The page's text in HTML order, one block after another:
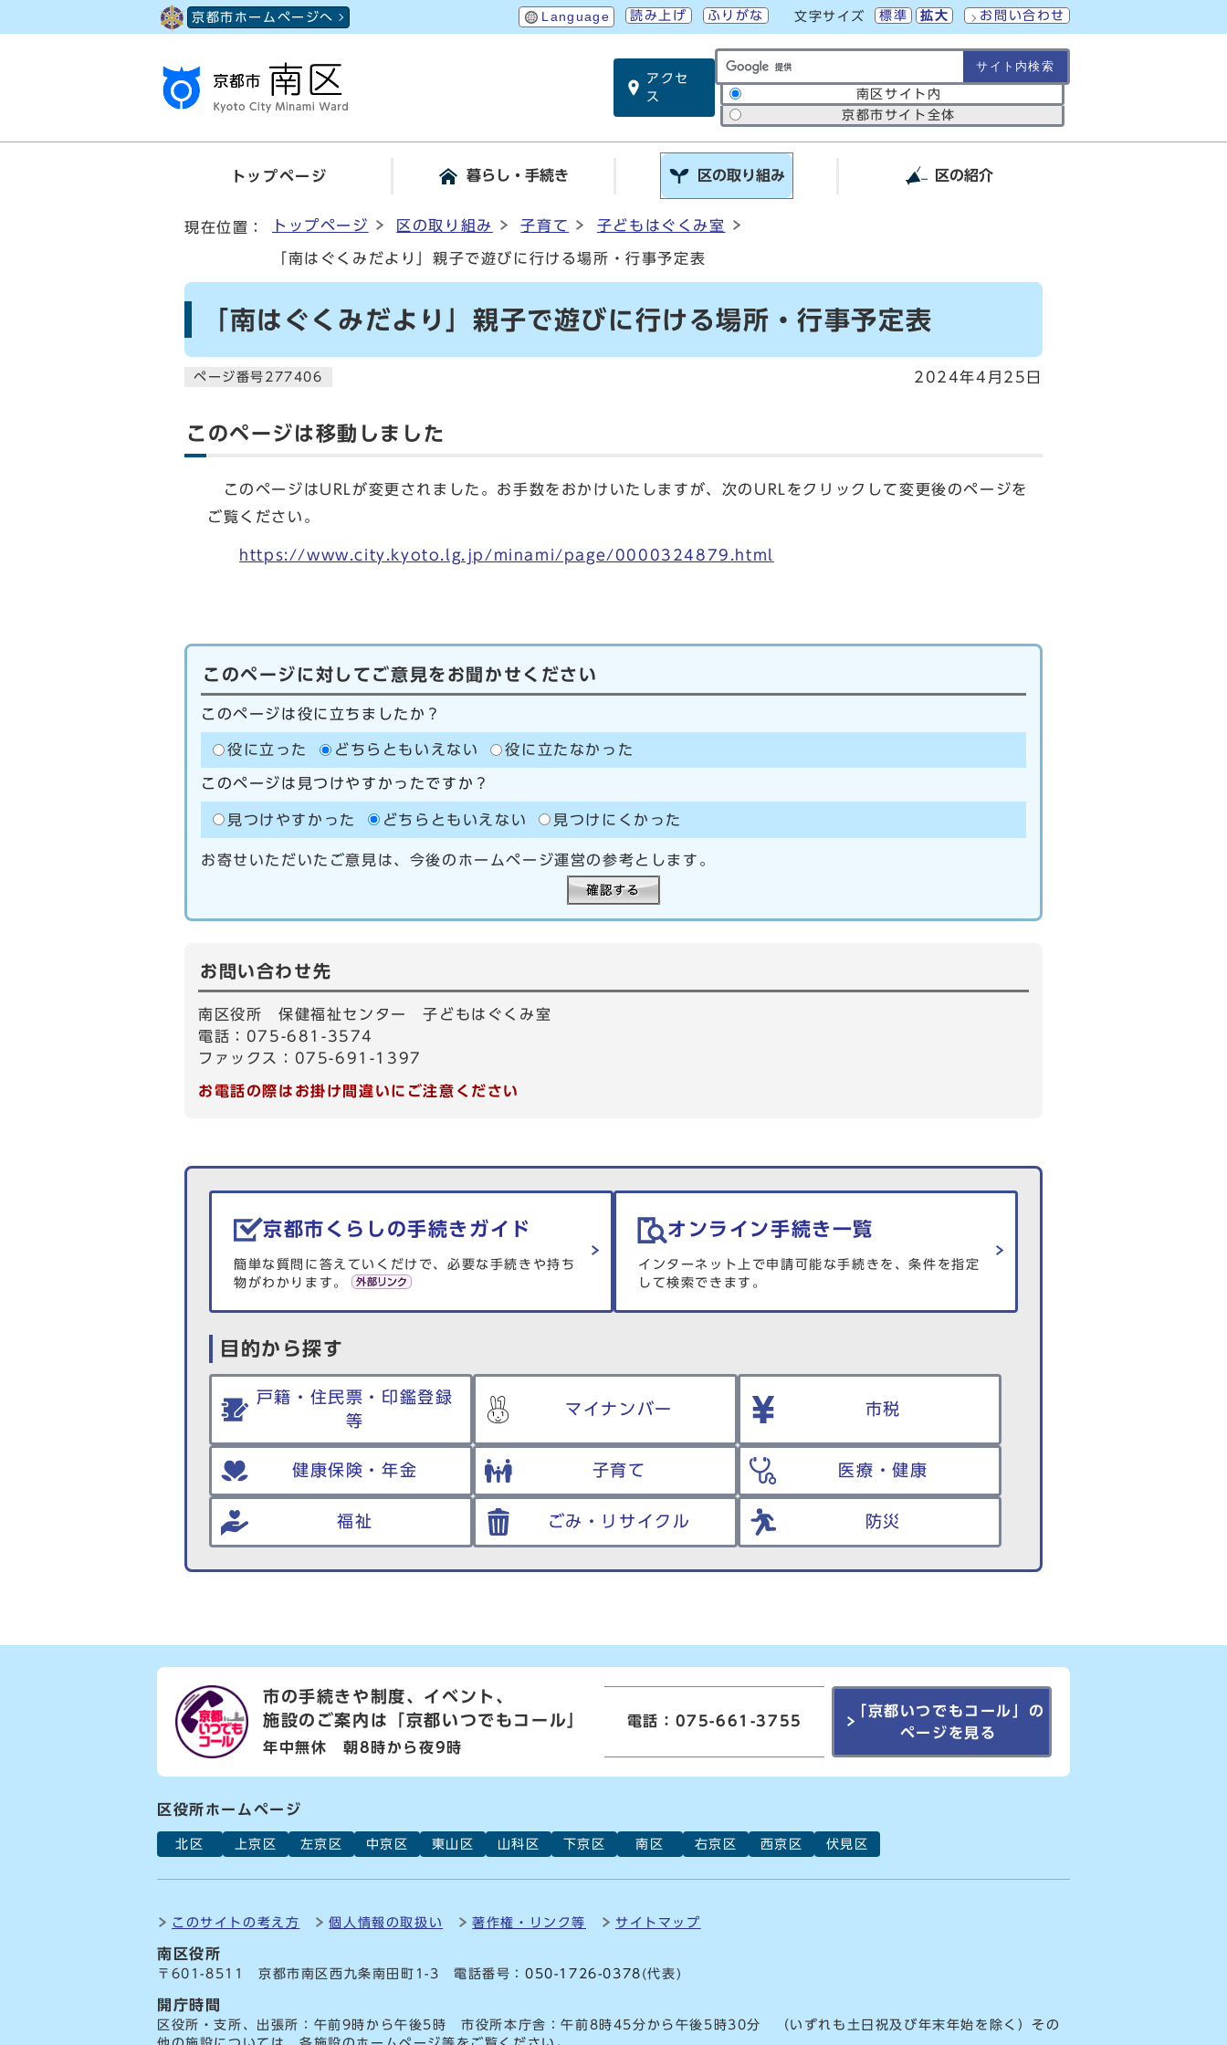
京都市ホームページへ Language 読み上げ ふりがな 文字サイズ 標準 拡大 お問い合わせ
アクセ
ス
サイト内検索の範囲
南区サイト内
京都市サイト全体
トップページ 暮らし・手続き 区の取り組み 区の紹介
現在位置： トップページ 区の取り組み 子育て 子どもはぐくみ室
「南はぐくみだより」親子で遊びに行ける場所・行事予定表
「南はぐくみだより」親子で遊びに行ける場所・行事予定表
ページ番号277406 2024年4月25日
このページは移動しました
このページはURLが変更されました。お手数をおかけいたしますが、次のURLをクリックして変更後のページを
ご覧ください。
https://www.city.kyoto.lg.jp/minami/page/0000324879.html
このページに対してご意見をお聞かせください
このページは役に立ちましたか？
役に立った どちらともいえない 役に立たなかった
このページは見つけやすかったですか？
見つけやすかった どちらともいえない 見つけにくかった
お寄せいただいたご意見は、今後のホームページ運営の参考とします。
お問い合わせ先
南区役所 保健福祉センター 子どもはぐくみ室
電話：075-681-3574
ファックス：075-691-1397
お電話の際はお掛け間違いにご注意ください
生活情報を探す
京都市くらしの手続きガイド
簡単な質問に答えていくだけで、必要な手続きや持ち
物がわかります。
オンライン手続き一覧
インターネット上で申請可能な手続きを、条件を指定
して検索できます。
目的から探す
戸籍・住民票・印鑑登録
等
マイナンバー 市税
健康保険・年金 子育て 医療・健康
福祉 ごみ・リサイクル 防災
市の手続きや制度、イベント、
施設のご案内は
「京都いつでもコール」
年中無休 朝8時から夜9時
電話：075-661-3755
「京都いつでもコール」の
ページを見る
区役所ホームページ
北区 上京区 左京区 中京区 東山区 山科区 下京区 南区 右京区 西京区 伏見区
このサイトの考え方 個人情報の取扱い 著作権・リンク等 サイトマップ
南区役所
〒601-8511 京都市南区西九条南田町1-3 電話番号：050-1726-0378 (代表)
開庁時間
区役所・支所、出張所：午前9時から午後5時 市役所本庁舎：午前8時45分から午後5時30分 （いずれも土日祝及び年末年始を除く）その